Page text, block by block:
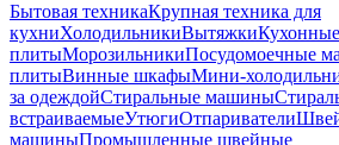
Бытовая техникаКрупная техника для
кухниХолодильникиВытяжкиКухонные
плитыМорозильникиПосудомоечные
плитыВинные шкафыМини-
за одеждойСтиральные машины
встраиваемыеУтюгиОтпариватели
машиныПромышленные швейные